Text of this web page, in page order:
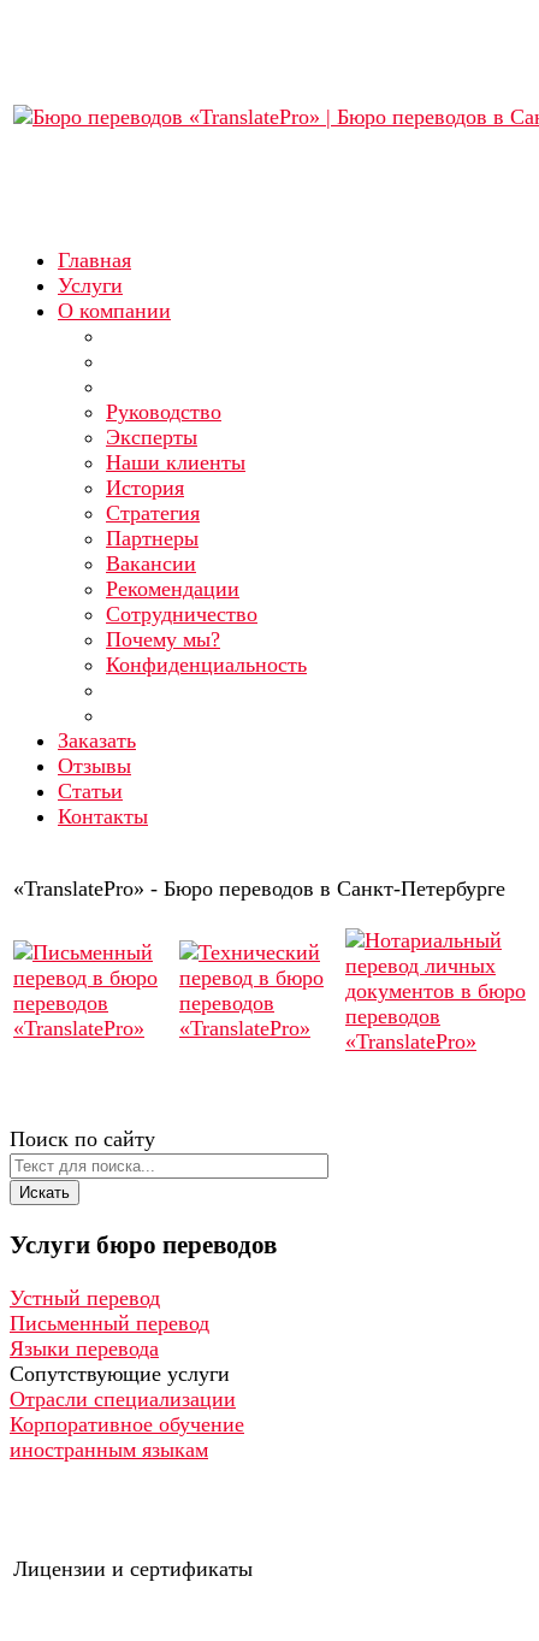
Главная
Услуги
О компании
Руководство
Эксперты
Наши клиенты
История
Стратегия
Партнеры
Вакансии
Рекомендации
Сотрудничество
Почему мы?
Конфиденциальность
Заказать
Отзывы
Статьи
Контакты
«TranslatePro» - Бюро переводов в Санкт-Петербурге
Поиск по сайту
Искать
Услуги бюро переводов
Устный перевод
Письменный перевод
Языки перевода
Сопутствующие услуги
Отрасли специализации
Корпоративное обучение
иностранным языкам
Лицензии и сертификаты